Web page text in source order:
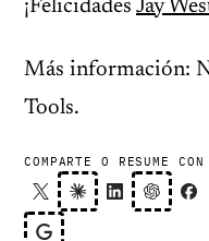
¡Felicidades Jay
Más información:
Tools.
COMPARTE O RESUME